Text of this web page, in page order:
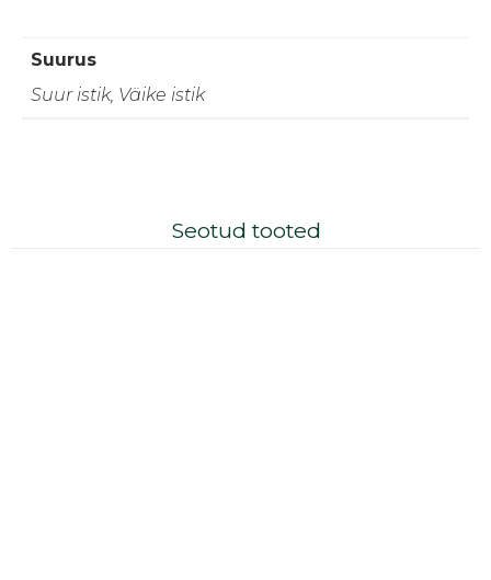
Suurus
Suur istik, Väike istik
Seotud tooted